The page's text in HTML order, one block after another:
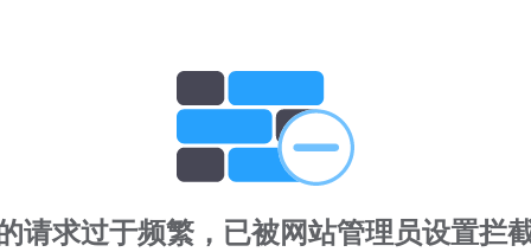
请求过于频繁，已被网站管理员设置拦